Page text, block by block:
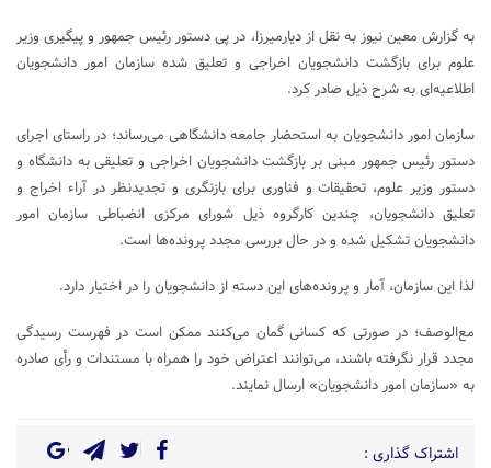
به گزارش معین نیوز به نقل از دیارمیرزا، در پی دستور رئیس جمهور و پیگیری وزیر
علوم برای بازگشت دانشجویان اخراجی و تعلیق شده سازمان امور دانشجویان
اطلاعیه‌ای به شرح ذیل صادر کرد.
سازمان امور دانشجویان به استحضار جامعه دانشگاهی می‌رساند؛ در راستای اجرای
دستور رئیس جمهور مبنی بر بازگشت دانشجویان اخراجی و تعلیقی به دانشگاه و
دستور وزیر علوم، تحقیقات و فناوری برای بازنگری و تجدیدنظر در آراء اخراج و
تعلیق دانشجویان، چندین کارگروه ذیل شورای مرکزی انضباطی سازمان امور
دانشجویان تشکیل شده و در حال بررسی مجدد پرونده‌ها است.
لذا این سازمان، آمار و پرونده‌های این دسته از دانشجویان را در اختیار دارد.
مع‌الوصف؛ در صورتی که کسانی گمان می‌کنند ممکن است در فهرست رسیدگی
مجدد قرار نگرفته باشند، می‌توانند اعتراض خود را همراه با مستندات و رأی صادره
به «سازمان امور دانشجویان» ارسال نمایند.
اشتراک گذاری :